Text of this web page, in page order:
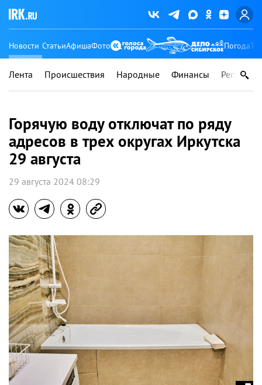
Новости СтатьиАфишаФото Погода
Лента Происшествия Народные Финансы Регионы
Горячую воду отключат по ряду
адресов в трех округах Иркутска
29 августа
29 августа 2024 08:29